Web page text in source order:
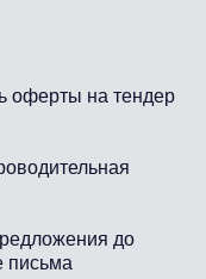
оферты на тендер
до
письма